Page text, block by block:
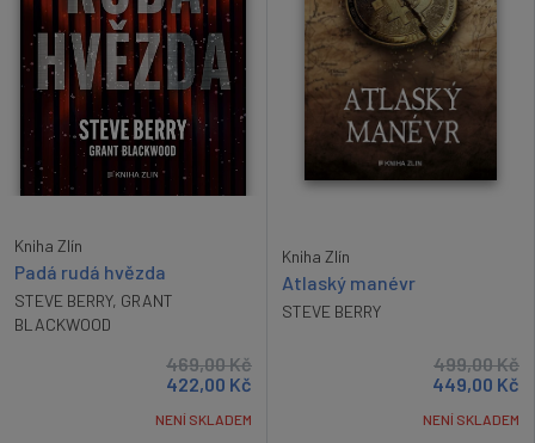
Kniha Zlín
Padá rudá hvězda
STEVE BERRY, GRANT
BLACKWOOD
469,00Kč
422,00 Kč
NENÍ SKLADEM
Kniha Zlín
Atlaský manévr
STEVE BERRY
499,00Kč
449,00 Kč
NENÍ SKLADEM